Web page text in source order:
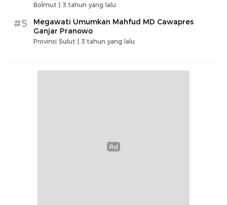
Bolmut | 3 tahun yang lalu
#5
Megawati Umumkan Mahfud MD Cawapres
Ganjar Pranowo
Provinsi Sulut | 3 tahun yang lalu